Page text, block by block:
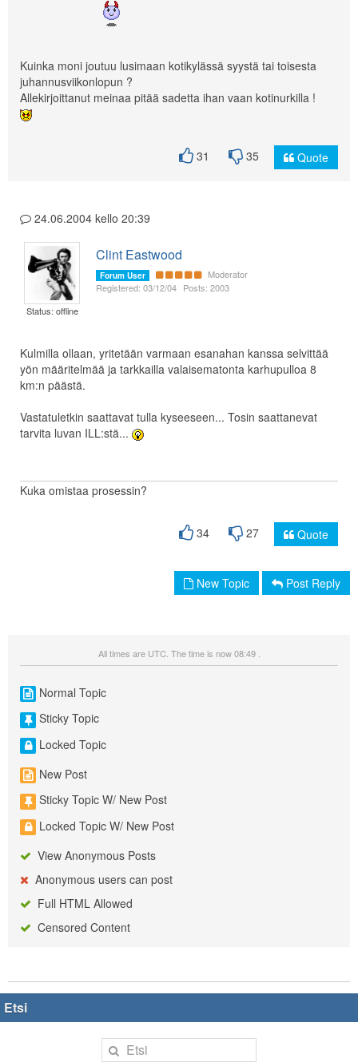
Kuinka moni joutuu lusimaan kotikylässä syystä tai toisesta
juhannusviikonlopun ?
Allekirjoittanut meinaa pitää sadetta ihan vaan kotinurkilla !
31 35 Quote
24.06.2004 kello 20:39
Status: offline
Clint Eastwood
Forum User
Moderator
Registered: 03/12/04 Posts: 2003
Kulmilla ollaan, yritetään varmaan esanahan kanssa selvittää
yön määritelmää ja tarkkailla valaisematonta karhupulloa 8
km:n päästä.
Vastatuletkin saattavat tulla kyseeseen... Tosin saattanevat
tarvita luvan ILL:stä...
Kuka omistaa prosessin?
34 27 Quote
New Topic Post Reply
All times are UTC. The time is now 08:49 .
Normal Topic
Sticky Topic
Locked Topic
New Post
Sticky Topic W/ New Post
Locked Topic W/ New Post
View Anonymous Posts
Anonymous users can post
Full HTML Allowed
Censored Content
Etsi